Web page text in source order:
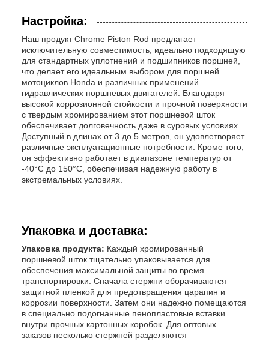
Настройка:
Наш продукт Chrome Piston Rod предлагает
исключительную совместимость, идеально подходящую
для стандартных уплотнений и подшипников поршней,
что делает его идеальным выбором для поршней
мотоциклов Honda и различных применений
гидравлических поршневых двигателей. Благодаря
высокой коррозионной стойкости и прочной поверхности
с твердым хромированием этот поршневой шток
обеспечивает долговечность даже в суровых условиях.
Доступный в длинах от 3 до 5 метров, он удовлетворяет
различные эксплуатационные потребности. Кроме того,
он эффективно работает в диапазоне температур от
-40°C до 150°C, обеспечивая надежную работу в
экстремальных условиях.
Упаковка и доставка:
Упаковка продукта: Каждый хромированный
поршневой шток тщательно упаковывается для
обеспечения максимальной защиты во время
транспортировки. Сначала стержни оборачиваются
защитной пленкой для предотвращения царапин и
коррозии поверхности. Затем они надежно помещаются
в специально подогнанные пенопластовые вставки
внутри прочных картонных коробок. Для оптовых
заказов несколько стержней разделяются